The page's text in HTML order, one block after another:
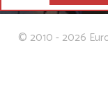
© 2010 - 2026